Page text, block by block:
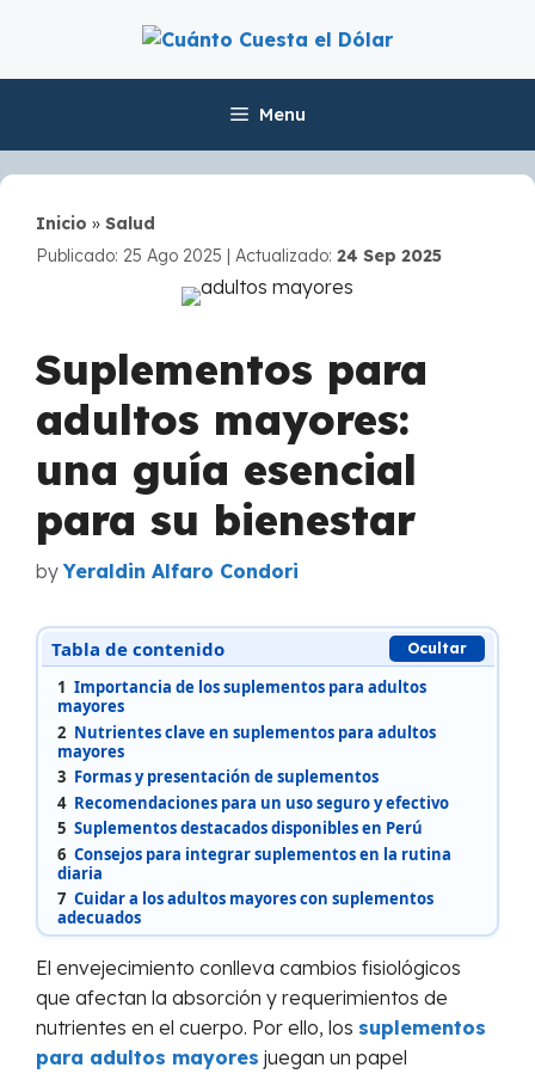
content
Menu
Inicio » Salud
Publicado: 25 Ago 2025 | Actualizado: 24 Sep 2025
Suplementos para
adultos mayores:
una guía esencial
para su bienestar
byYeraldin Alfaro Condori
Tabla de contenido Ocultar
1 Importancia de los suplementos para adultos
mayores
2 Nutrientes clave en suplementos para adultos
mayores
3 Formas y presentación de suplementos
4 Recomendaciones para un uso seguro y efectivo
5 Suplementos destacados disponibles en Perú
6 Consejos para integrar suplementos en la rutina
diaria
7 Cuidar a los adultos mayores con suplementos
adecuados
El envejecimiento conlleva cambios fisiológicos
que afectan la absorción y requerimientos de
nutrientes en el cuerpo. Por ello, los suplementos
para adultos mayores juegan un papel